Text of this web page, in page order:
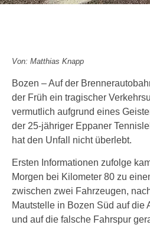
Von: Matthias Knapp
Bozen – Auf der
der Früh ein tragischer
vermutlich aufgrund eines
der 25-jähriger Eppaner
hat den Unfall nicht überlebt.
Ersten Informationen zufolge
Morgen bei Kilometer 80 zu
zwischen zwei Fahrzeugen,
Mautstelle in Bozen Süd auf die
und auf die falsche Fahrspur